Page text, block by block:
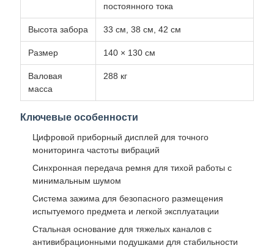
постоянного тока
Высота забора 33 см, 38 см, 42 см
Размер 140 × 130 см
Валовая
масса
288 кг
Ключевые особенности
Цифровой приборный дисплей для точного
мониторинга частоты вибраций
Синхронная передача ремня для тихой работы с
минимальным шумом
Система зажима для безопасного размещения
испытуемого предмета и легкой эксплуатации
Стальная основание для тяжелых каналов с
антивибрационными подушками для стабильности